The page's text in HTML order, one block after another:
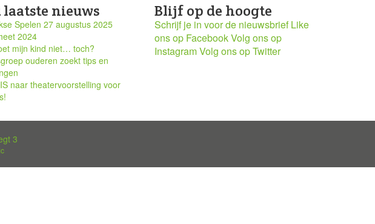
laatste nieuws
Spelen 27 augustus 2025
2024
mijn kind niet… toch?
ouderen zoekt tips en
naar theatervoorstelling voor
Blijf op de hoogte
Schrijf je in voor de nieuwsbrief Like
ons op FacebookVolg ons op
InstagramVolg ons op Twitter
3